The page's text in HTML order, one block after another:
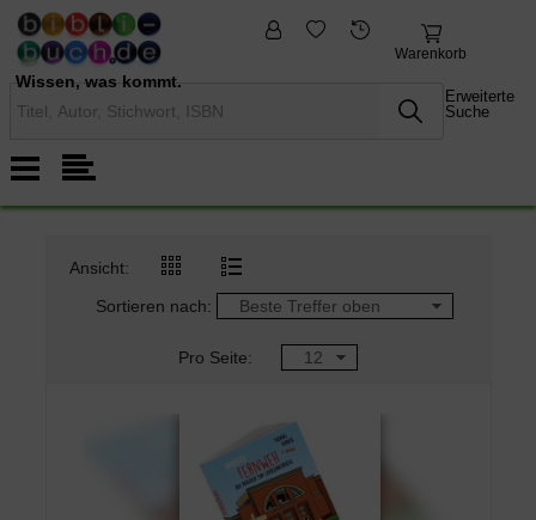
Wissen, was kommt.
Warenkorb
Erweiterte
Suche
fremdsprachige
Bücher
Ansicht:
Sortieren nach:
Pro Seite: